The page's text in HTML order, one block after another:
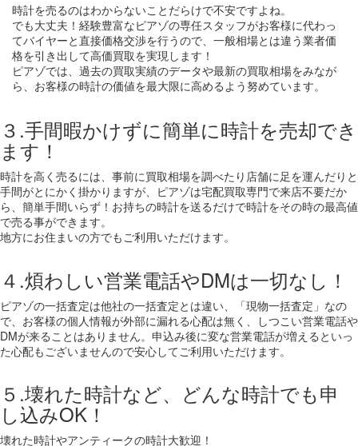
時計を売るのはわからないことだらけで不安ですよね。
でも大丈夫！経験豊富なピアゾの専任スタッフがお客様に代わっ
てバイヤーと直接価格交渉を行うので、一般相場とは違う業者価
格を引き出して高価買取を実現します！
ピアゾでは、過去の買取実績のデータや最新の買取相場をみなが
ら、お客様の時計の価値を最大限に高めるよう努めています。
３.手間暇かけずに簡単に時計を売却でき
ます！
時計を高く売るには、事前に買取相場を調べたり店舗に足を運んだりと
手間がとにかく掛かりますが、ピアゾは宅配買取専門で来店不要だか
ら、簡単手間いらず！お持ちの時計を送るだけで時計をその時の最高値
で売る事ができます。
地方にお住まいの方でもご利用いただけます。
４.煩わしい営業電話やDMは一切なし！
ピアゾの一括査定は他社の一括査定とは違い、「現物一括査定」なの
で、お客様の個人情報が外部に漏れる心配は無く、しつこい営業電話や
DMが来ることはありません。申込み後に変な営業電話が増えるといっ
た心配もございませんので安心してご利用いただけます。
５.壊れた時計など、どんな時計でも申
し込みOK！
壊れた時計やアンティークの時計大歓迎！